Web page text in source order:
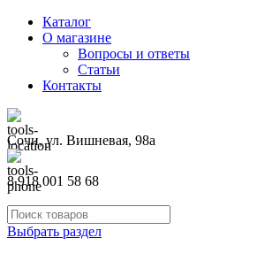
Каталог
О магазине
Вопросы и ответы
Статьи
Контакты
Сочи, ул. Вишневая, 98а
8 918 001 58 68
Выбрать раздел